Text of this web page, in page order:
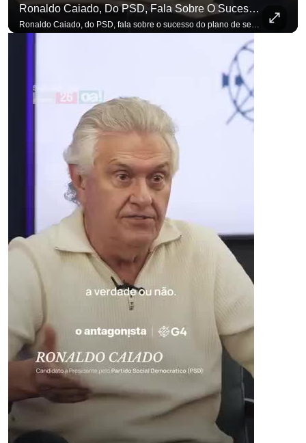
Ronaldo Caiado, Do PSD, Fala Sobre O Sucesso Do Plano De Segurança Pública
Ronaldo Caiado, do PSD, fala sobre o sucesso do plano de segurança pública como governador de Goiás, sendo um incentivo aos empreendedores locais. Se você busca informação com credibilidade, inscreva-se agora e ative o